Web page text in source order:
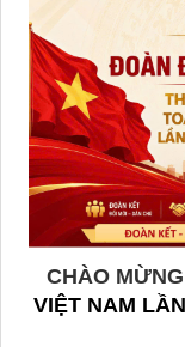
CHÀO MỪNG
VIỆT NAM